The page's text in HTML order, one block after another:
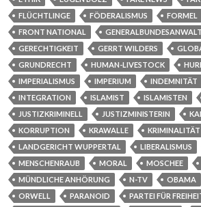
FLÜCHTLINGE
FÖDERALISMUS FORMEL
FRONT NATIONAL
GENERALBUNDESANWALT
GERECHTIGKEIT
GERRT WILDERS
GRUNDRECHT
HUMAN-LIVESTOCK
IMPERIALISMUS
IMPERIUM INDEMNITÄT
INTEGRATION
ISLAMIST ISLAMISTEN
JUSTIZKRIMINELL
JUSTIZMINISTERIN
KORRUPTION
KRAWALLE
KRIMINALITÄT
LANDGERICHT WUPPERTAL
LIBERALISMUS
MENSCHENRAUB
MORAL MOSCHEE
MÜNDLICHE ANHÖRUNG
N-TV OBAMA
ORWELL
PARANOID
PARTEI FÜR